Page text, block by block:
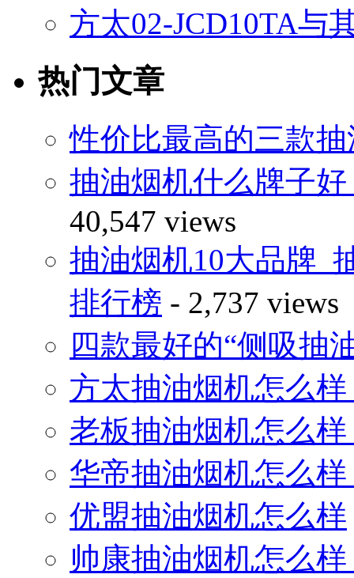
方太02-JCD10TA与
热门文章
性价比最高的三款
抽油烟机什么牌子
40,547 views
抽油烟机10大品牌_
排行榜 - 2,737 views
四款最好的“侧吸抽
方太抽油烟机怎么样
老板抽油烟机怎么样
华帝抽油烟机怎么样
优盟抽油烟机怎么样
帅康抽油烟机怎么样